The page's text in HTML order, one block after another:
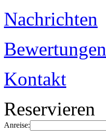
Nachrichten
Bewertungen
Kontakt
Reservieren
Anreise: